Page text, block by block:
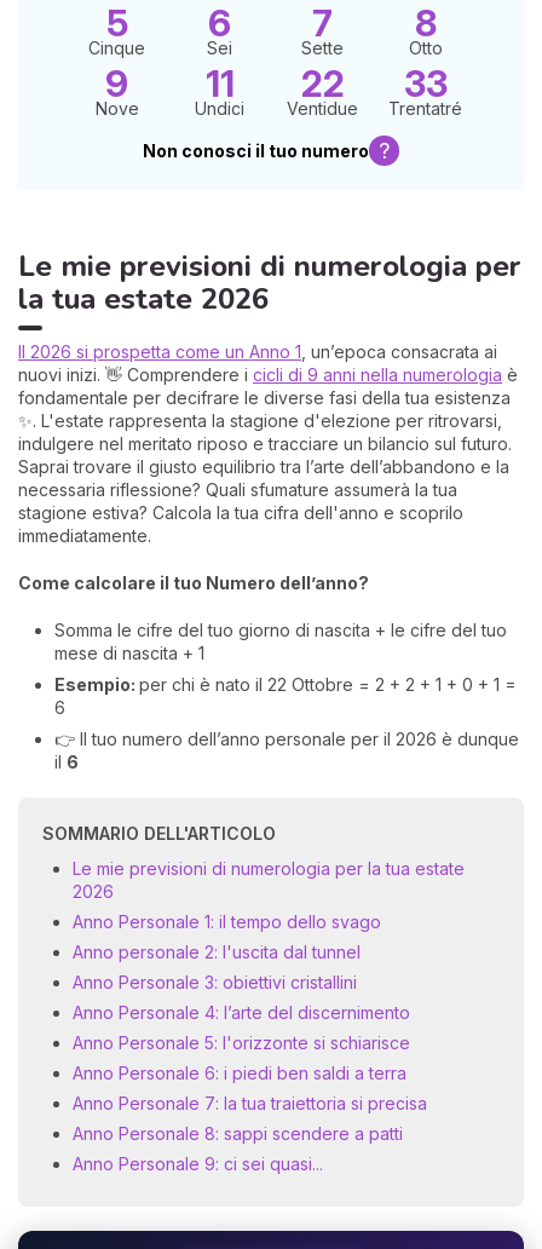
5
Cinque
6
Sei
7
Sette
8
Otto
9
Nove
11
Undici
22
Ventidue
33
Trentatré
Non conosci il tuo numero ?
Le mie previsioni di numerologia per
la tua estate 2026
Il 2026 si prospetta come un Anno 1 , un’epoca consacrata ai
nuovi inizi. 👋 Comprendere i cicli di 9 anni nella numerologia è
fondamentale per decifrare le diverse fasi della tua esistenza
✨. L'estate rappresenta la stagione d'elezione per ritrovarsi,
indulgere nel meritato riposo e tracciare un bilancio sul futuro.
Saprai trovare il giusto equilibrio tra l’arte dell’abbandono e la
necessaria riflessione? Quali sfumature assumerà la tua
stagione estiva? Calcola la tua cifra dell'anno e scoprilo
immediatamente.
Come calcolare il tuo Numero dell’anno?
Somma le cifre del tuo giorno di nascita + le cifre del tuo
mese di nascita + 1
Esempio: per chi è nato il 22 Ottobre = 2 + 2 + 1 + 0 + 1 =
6
👉 Il tuo numero dell’anno personale per il 2026 è dunque
il 6
SOMMARIO DELL'ARTICOLO
Le mie previsioni di numerologia per la tua estate
2026
Anno Personale 1: il tempo dello svago
Anno personale 2: l'uscita dal tunnel
Anno Personale 3: obiettivi cristallini
Anno Personale 4: l’arte del discernimento
Anno Personale 5: l'orizzonte si schiarisce
Anno Personale 6: i piedi ben saldi a terra
Anno Personale 7: la tua traiettoria si precisa
Anno Personale 8: sappi scendere a patti
Anno Personale 9: ci sei quasi...